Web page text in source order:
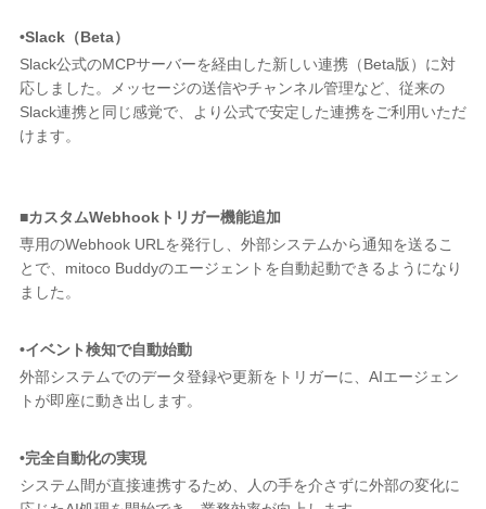
•Slack（Beta）
Slack公式のMCPサーバーを経由した新しい連携（Beta版）に対
応しました。メッセージの送信やチャンネル管理など、従来の
Slack連携と同じ感覚で、より公式で安定した連携をご利用いただ
けます。
■カスタムWebhookトリガー機能追加
専用のWebhook URLを発行し、外部システムから通知を送るこ
とで、mitoco Buddyのエージェントを自動起動できるようになり
ました。
•イベント検知で自動始動
外部システムでのデータ登録や更新をトリガーに、AIエージェン
トが即座に動き出します。
•完全自動化の実現
システム間が直接連携するため、人の手を介さずに外部の変化に